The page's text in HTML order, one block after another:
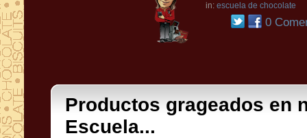
in: escuela de chocolate
0
Productos grageados en
Escuela...